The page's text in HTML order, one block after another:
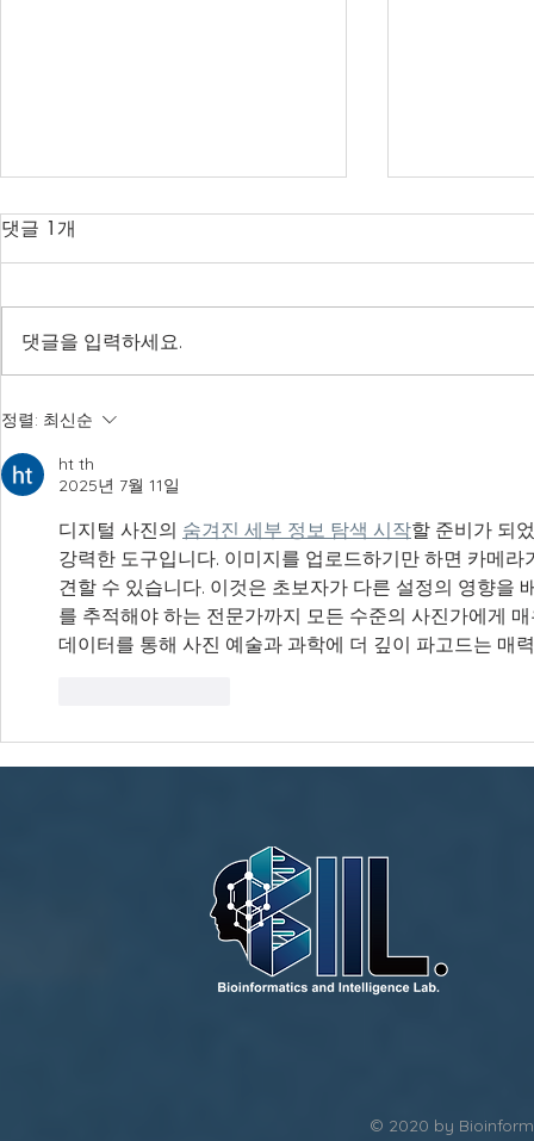
연세대, ‘신약개발 AI 플랫폼
수주
댓글 1개
댓글을 입력하세요.
정렬: 최신순
ht th
2025년 7월 11일
디지털 사진의 숨겨진 세부 정보 탐색 시작할 준비가 되
강력한 도구입니다. 이미지를 업로드하기만 하면 카메
견할 수 있습니다. 이것은 초보자가 다른 설정의 영향을
를 추적해야 하는 전문가까지 모든 수준의 사진가에게
데이터를 통해 사진 예술과 과학에 더 깊이 파고드는 매
© 2020 by